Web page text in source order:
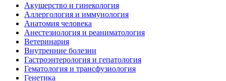
Акушерство и гинекология
Аллергология и иммунология
Анатомия человека
Анестезиология и реаниматология
Ветеринария
Внутренние болезни
Гастроэнтерология и гепатология
Гематология и трансфузиология
Генетика